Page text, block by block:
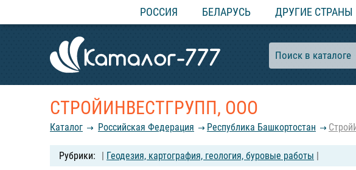
РОССИЯ БЕЛАРУСЬ ДРУГИЕ СТРАНЫ
СТРОЙИНВЕСТГРУПП, ООО
Каталог Российcкая Федерация Республика Башкортостан
| Геодезия, картография, геология, буровые работы |